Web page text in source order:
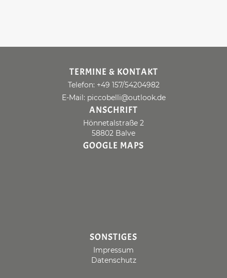
TERMINE & KONTAKT
Telefon: +49 157/54204982
E-Mail: piccobelli@outlook.de
ANSCHRIFT
Hönnetalstraße 2
58802 Balve
GOOGLE MAPS
SONSTIGES
Impressum
Datenschutz